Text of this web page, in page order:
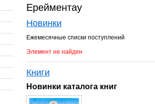
Ерейментау
Новинки
Ежемесячные списки поступлений
Элемент не найден
Книги
Новинки каталога книг